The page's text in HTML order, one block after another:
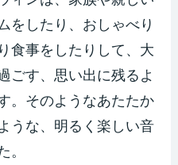
をしたり、おしゃべり
食事をしたりして、大
ごす、思い出に残るよ
。そのようなあたたか
うな、明るく楽しい音
。